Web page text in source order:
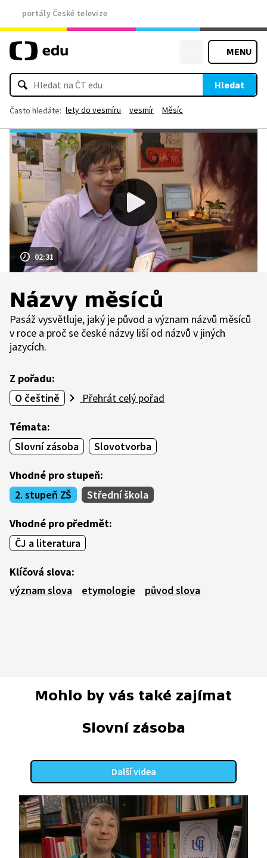
portály České televize
MENU
Hledat
Často hledáte: lety do vesmíru vesmír Měsíc
02:31
Názvy měsíců
Pasáž vysvětluje, jaký je původ a význam názvů měsíců
v roce a proč se české názvy liší od názvů v jiných
jazycích.
Z pořadu:
O češtině
Přehrát celý pořad
Témata:
Slovní zásoba
Slovotvorba
Vhodné pro stupeň:
2. stupeň ZŠ
Střední škola
Vhodné pro předmět:
ČJ a literatura
Klíčová slova:
význam slova
etymologie původ slova
Mohlo by vás také zajímat
Slovní zásoba
Další videa